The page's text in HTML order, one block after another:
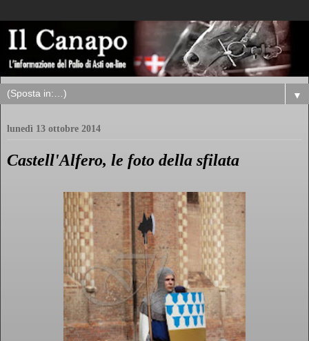
▼
lunedì 13 ottobre 2014
Castell'Alfero, le foto della sfilata